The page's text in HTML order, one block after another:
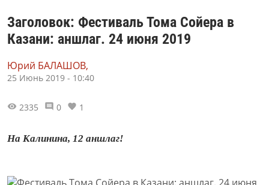
Заголовок: Фестиваль Тома Сойера в
Казани: аншлаг. 24 июня 2019
Юрий БАЛАШОВ,
25 Июнь 2019 - 10:40
2335 0 1
На Калинина, 12 аншлаг!